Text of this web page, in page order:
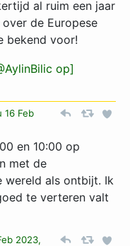
al ruim een jaar
de Europese
bekend voor!
op]
16 Feb
en 10:00 op
met de
wereld als ontbijt. Ik
te verteren valt
2023,